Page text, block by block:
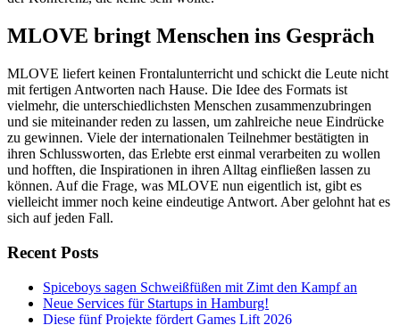
MLOVE bringt Menschen ins Gespräch
MLOVE liefert keinen Frontalunterricht und schickt die Leute nicht
mit fertigen Antworten nach Hause. Die Idee des Formats ist
vielmehr, die unterschiedlichsten Menschen zusammenzubringen
und sie miteinander reden zu lassen, um zahlreiche neue Eindrücke
zu gewinnen. Viele der internationalen Teilnehmer bestätigten in
ihren Schlussworten, das Erlebte erst einmal verarbeiten zu wollen
und hofften, die Inspirationen in ihren Alltag einfließen lassen zu
können. Auf die Frage, was MLOVE nun eigentlich ist, gibt es
vielleicht immer noch keine eindeutige Antwort. Aber gelohnt hat es
sich auf jeden Fall.
Recent Posts
Spiceboys sagen Schweißfüßen mit Zimt den Kampf an
Neue Services für Startups in Hamburg!
Diese fünf Projekte fördert Games Lift 2026